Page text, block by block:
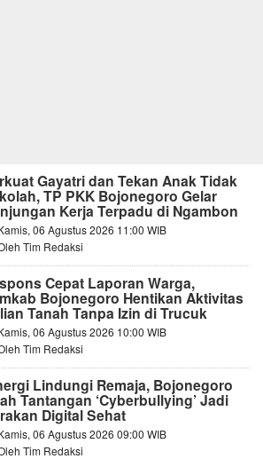
Gayatri dan Tekan Anak Tidak
TP PKK Bojonegoro Gelar
Kerja Terpadu di Ngambon
06 Agustus 2026 11:00 WIB
Tim Redaksi
Cepat Laporan Warga,
Bojonegoro Hentikan Aktivitas
Tanah Tanpa Izin di Trucuk
06 Agustus 2026 10:00 WIB
Tim Redaksi
Lindungi Remaja, Bojonegoro
Tantangan ‘Cyberbullying’ Jadi
Digital Sehat
06 Agustus 2026 09:00 WIB
Tim Redaksi